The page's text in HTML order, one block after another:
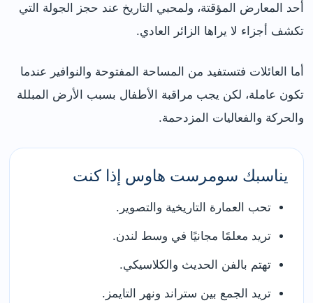
أحد المعارض المؤقتة، ولمحبي التاريخ عند حجز الجولة التي
تكشف أجزاء لا يراها الزائر العادي.
أما العائلات فتستفيد من المساحة المفتوحة والنوافير عندما
تكون عاملة، لكن يجب مراقبة الأطفال بسبب الأرض المبللة
والحركة والفعاليات المزدحمة.
يناسبك سومرست هاوس إذا كنت
تحب العمارة التاريخية والتصوير.
تريد معلمًا مجانيًا في وسط لندن.
تهتم بالفن الحديث والكلاسيكي.
تريد الجمع بين ستراند ونهر التايمز.